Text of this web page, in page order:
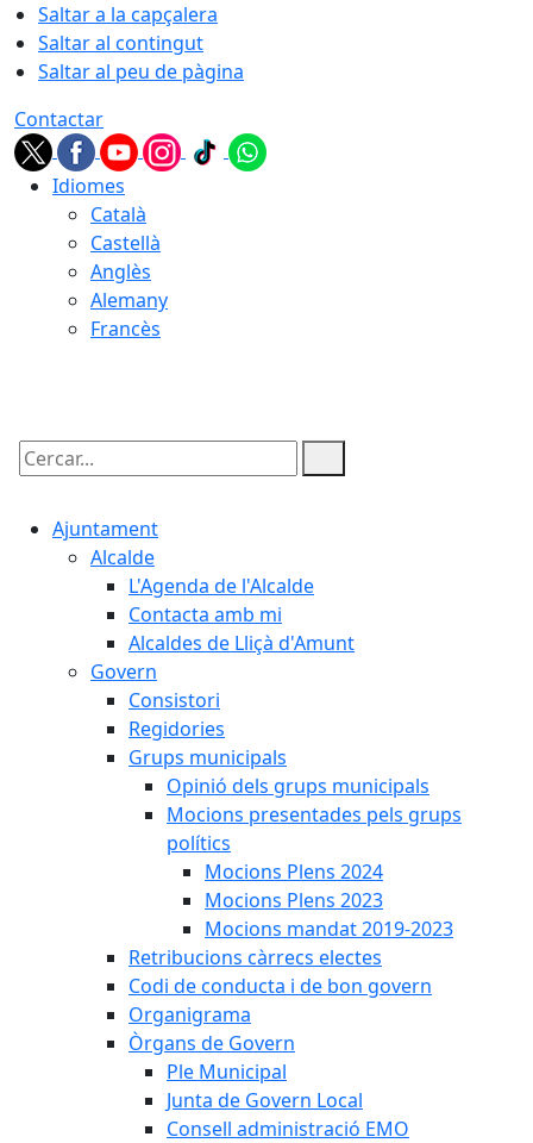
Saltar a la capçalera
Saltar al contingut
Saltar al peu de pàgina
Contactar
Idiomes
Català
Castellà
Anglès
Alemany
Francès
Cercar:
Ajuntament
Alcalde
L'Agenda de l'Alcalde
Contacta amb mi
Alcaldes de Lliçà d'Amunt
Govern
Consistori
Regidories
Grups municipals
Opinió dels grups municipals
Mocions presentades pels grups
polítics
Mocions Plens 2024
Mocions Plens 2023
Mocions mandat 2019-2023
Retribucions càrrecs electes
Codi de conducta i de bon govern
Organigrama
Òrgans de Govern
Ple Municipal
Junta de Govern Local
Consell administració EMO